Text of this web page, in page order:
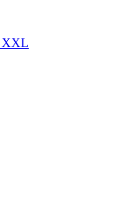
XXL